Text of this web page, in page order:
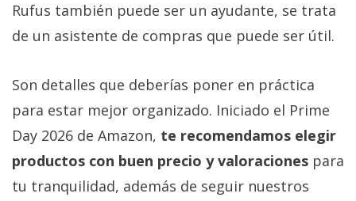
Rufus también puede ser un ayudante, se trata
de un asistente de compras que puede ser útil.
Son detalles que deberías poner en práctica
para estar mejor organizado. Iniciado el Prime
Day 2026 de Amazon, te recomendamos elegir
productos con buen precio y valoraciones para
tu tranquilidad, además de seguir nuestros